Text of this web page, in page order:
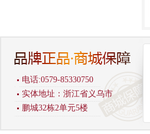
电话:0579-85330750
实体地址：浙江省义乌市
鹏城32栋2单元5楼